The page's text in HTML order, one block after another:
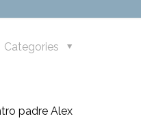
Categories
padre Alex